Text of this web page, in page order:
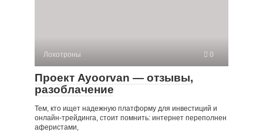
Лохотроны 0
Проект Ayoorvan — отзывы,
разоблачение
Тем, кто ищет надежную платформу для инвестиций и
онлайн-трейдинга, стоит помнить: интернет переполнен
аферистами,